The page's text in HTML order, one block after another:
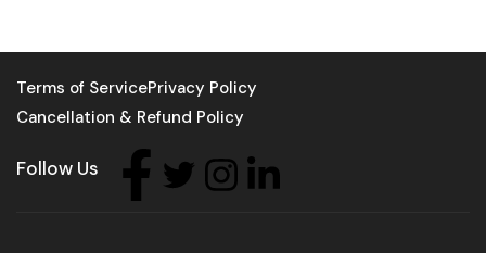
Terms of ServicePrivacy Policy
Cancellation & Refund Policy
Follow Us